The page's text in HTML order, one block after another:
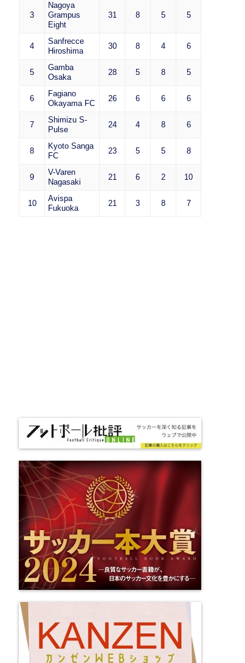
3
Nagoya
Grampus
Eight
31 8 5 5
4
Sanfrecce
Hiroshima
30 8 4 6
5
Gamba
Osaka
28 5 8 5
6
Fagiano
Okayama FC
26 6 6 6
7
Shimizu S-
Pulse
24 4 8 6
8
Kyoto Sanga
FC
23 5 5 8
9
V-Varen
Nagasaki
21 6 2 10
10
Avispa
Fukuoka
21 3 8 7